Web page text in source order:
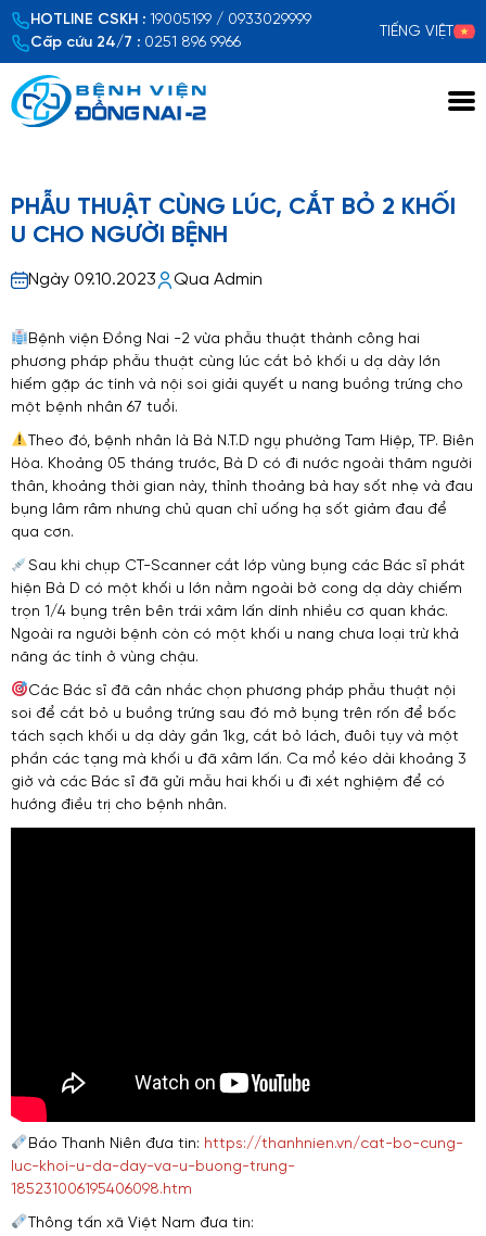
HOTLINE CSKH : 19005199 / 0933029999
Cấp cứu 24/7 : 0251 896 9966
TIẾNG VIỆT
PHẪU THUẬT CÙNG LÚC, CẮT BỎ 2 KHỐI
U CHO NGƯỜI BỆNH
Ngày 09.10.2023 Qua Admin
Bệnh viện Đồng Nai -2 vừa phẫu thuật thành công hai
phương pháp phẫu thuật cùng lúc cắt bỏ khối u dạ dày lớn
hiếm gặp ác tính và nội soi giải quyết u nang buồng trứng cho
một bệnh nhân 67 tuổi.
Theo đó, bệnh nhân là Bà N.T.D ngụ phường Tam Hiệp, TP. Biên
Hòa. Khoảng 05 tháng trước, Bà D có đi nước ngoài thăm người
thân, khoảng thời gian này, thỉnh thoảng bà hay sốt nhẹ và đau
bụng lâm râm nhưng chủ quan chỉ uống hạ sốt giảm đau để
qua cơn.
Sau khi chụp CT-Scanner cắt lớp vùng bụng các Bác sĩ phát
hiện Bà D có một khối u lớn nằm ngoài bờ cong dạ dày chiếm
trọn 1/4 bụng trên bên trái xâm lấn dính nhiều cơ quan khác.
Ngoài ra người bệnh còn có một khối u nang chưa loại trừ khả
năng ác tính ở vùng chậu.
Các Bác sĩ đã cân nhắc chọn phương pháp phẫu thuật nội
soi để cắt bỏ u buồng trứng sau đó mở bụng trên rốn để bốc
tách sạch khối u dạ dày gần 1kg, cắt bỏ lách, đuôi tụy và một
phần các tạng mà khối u đã xâm lấn. Ca mổ kéo dài khoảng 3
giờ và các Bác sĩ đã gửi mẫu hai khối u đi xét nghiệm để có
hướng điều trị cho bệnh nhân.
Báo Thanh Niên đưa tin: https://thanhnien.vn/cat-bo-cung-
luc-khoi-u-da-day-va-u-buong-trung-
185231006195406098.htm
Thông tấn xã Việt Nam đưa tin: